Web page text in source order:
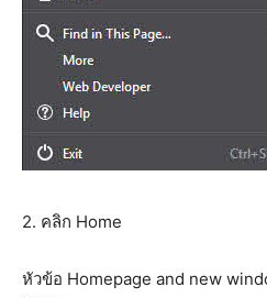
2. คลิก Home
หัวข้อ Homepage and new